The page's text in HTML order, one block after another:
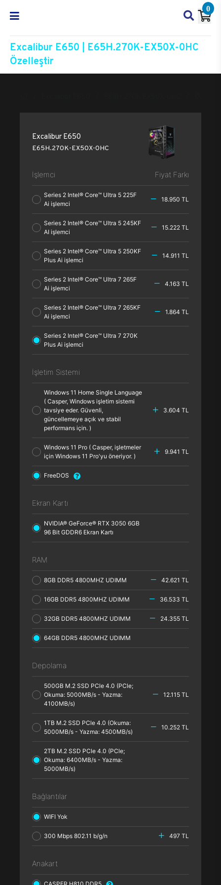
0
Excalibur E650 | E65H.270K-EX50X-0HC
Özelleştir
Excalibur E650
E65H.270K-EX50X-0HC
İşlemci Fiyat Farkı
Series 2 Intel® Core™ Ultra 5 225F
Ai işlemci
18.950 TL
Series 2 Intel® Core™ Ultra 5 245KF
AI işlemci
15.222 TL
Series 2 Intel® Core™ Ultra 5 250KF
Plus Ai işlemci
14.911 TL
Series 2 Intel® Core™ Ultra 7 265F
Ai işlemci
4.163 TL
Series 2 Intel® Core™ Ultra 7 265KF
Ai işlemci
1.864 TL
Series 2 Intel® Core™ Ultra 7 270K
Plus Ai işlemci
İşletim Sistemi
Windows 11 Home Single Language
( Casper, Windows işletim sistemi
tavsiye eder. Güvenli,
güncellemeye açık ve stabil
performans için. )
3.604 TL
Windows 11 Pro ( Casper, işletmeler
için Windows 11 Pro'yu öneriyor. )
9.941 TL
FreeDOS
Ekran Kartı
NVIDIA® GeForce® RTX 3050 6GB
96 Bit GDDR6 Ekran Kartı
RAM
8GB DDR5 4800MHZ UDIMM 42.621 TL
16GB DDR5 4800MHZ UDIMM 36.533 TL
32GB DDR5 4800MHZ UDIMM 24.355 TL
64GB DDR5 4800MHZ UDIMM
Depolama
500GB M.2 SSD PCle 4.0 (PCle;
Okuma: 5000MB/s - Yazma:
4100MB/s)
12.115 TL
1TB M.2 SSD PCle 4.0 (Okuma:
5000MB/s - Yazma: 4500MB/s)
10.252 TL
2TB M.2 SSD PCle 4.0 (PCle;
Okuma: 6400MB/s - Yazma:
5000MB/s)
Bağlantılar
WIFI Yok
300 Mbps 802.11 b/g/n 497 TL
Anakart